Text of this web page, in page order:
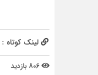
لینک کوتاه :